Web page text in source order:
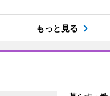
もっと見る